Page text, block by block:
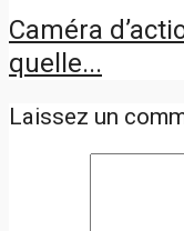
Caméra
quelle...
Laissez un